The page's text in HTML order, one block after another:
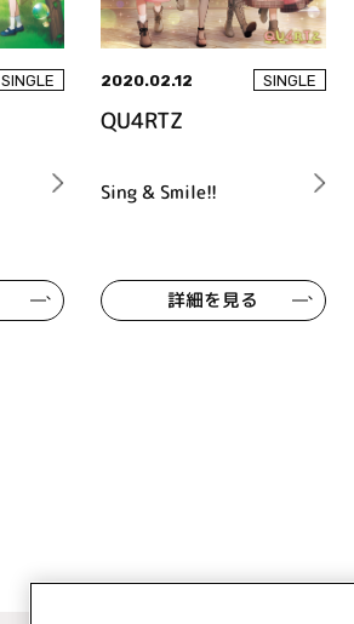
SINGLE 2020.02.12 SINGLE
QU4RTZ
Sing & Smile!!
詳細を見る